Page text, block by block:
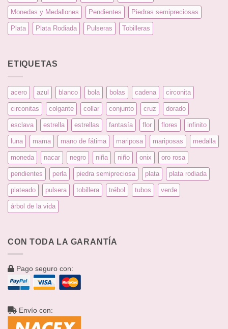
Monedas y Medallones Pendientes Piedras semipreciosas
Plata Plata Rodiada Pulseras Tobilleras
ETIQUETAS
acero azul blanco bola bolas cadena circonita
circonitas colgante collar conjunto cruz dorado
esclava estrella estrellas fantasía flor flores infinito
luna mama mano de fátima mariposa mariposas medalla
moneda nacar negro niña niño onix oro rosa
pendientes perla piedra semipreciosa plata plata rodiada
plateado pulsera tobillera trébol tubos verde
árbol de la vida
CON TODA LA GARANTÍA
Pago seguro con:
Envío con: